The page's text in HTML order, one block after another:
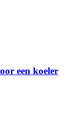
een koeler